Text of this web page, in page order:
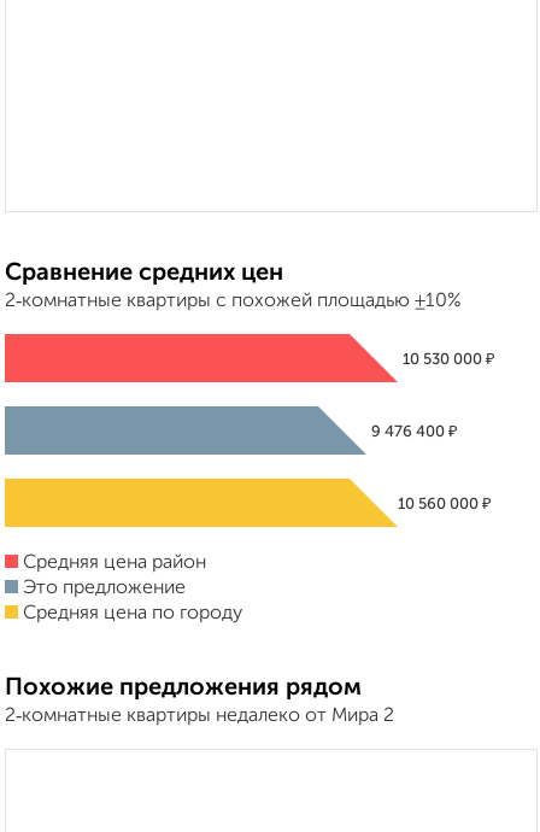
Сравнение средних цен
2‑комнатные квартиры с похожей площадью ±10%
10 530 000 ₽
9 476 400 ₽
10 560 000 ₽
Средняя цена район
Это предложение
Средняя цена по городу
Похожие предложения рядом
2‑комнатные квартиры недалеко от Мира 2